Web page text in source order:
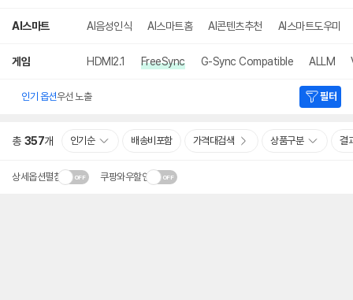
AI스마트 AI음성인식 AI스마트홈 AI콘텐츠추천 AI스마트도우미
게임 HDMI2.1 FreeSync G-Sync Compatible ALLM
인기 옵션우선 노출 필터
총 357개 인기순 배송비포함 가격대검색 상품구분 결
상세옵션펼침 쿠팡와우할인